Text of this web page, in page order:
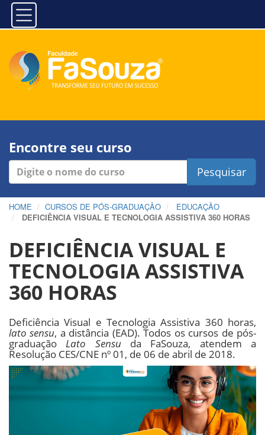
Encontre seu curso
Pesquisar
HOME CURSOS DE PÓS-GRADUAÇÃO
EDUCAÇÃO
DEFICIÊNCIA VISUAL E TECNOLOGIA ASSISTIVA 360 HORAS
DEFICIÊNCIA VISUAL E
TECNOLOGIA ASSISTIVA
360 HORAS
Deficiência Visual e Tecnologia Assistiva 360 horas,
lato sensu, a distância (EAD). Todos os cursos de pós-
graduaçãoLato Sensuda FaSouza, atendem a
Resolução CES/CNE nº 01, de 06 de abril de 2018.